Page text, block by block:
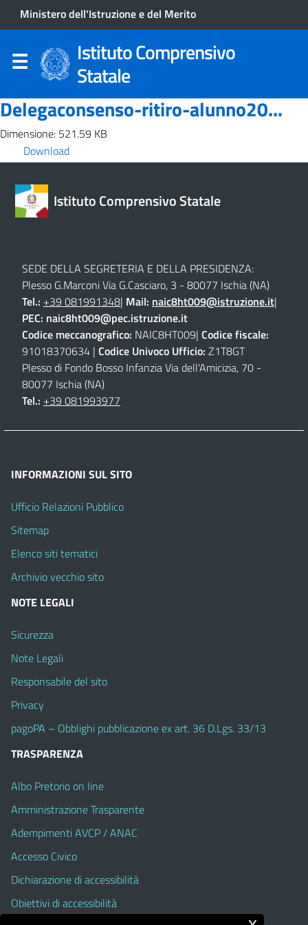
Ministero dell'Istruzione e del Merito
Istituto Comprensivo
Statale
Delegaconsenso-ritiro-alunno20...
Dimensione: 521.59 KB
Download
Istituto Comprensivo Statale
SEDE DELLA SEGRETERIA E DELLA PRESIDENZA:
Plesso G.Marconi Via G.Casciaro, 3 - 80077 Ischia (NA)
Tel.: +39 081991348| Mail: naic8ht009@istruzione.it|
PEC: naic8ht009@pec.istruzione.it
Codice meccanografico: NAIC8HT009| Codice fiscale:
91018370634 | Codice Univoco Ufficio: Z1T8GT
Plesso di Fondo Bosso Infanzia Via dell'Amicizia, 70 -
80077 Ischia (NA)
Tel.: +39 081993977
INFORMAZIONI SUL SITO
Ufficio Relazioni Pubblico
Sitemap
Elenco siti tematici
Archivio vecchio sito
NOTE LEGALI
Sicurezza
Note Legali
Responsabile del sito
Privacy
pagoPA – Obblighi pubblicazione ex art. 36 D.Lgs. 33/13
TRASPARENZA
Albo Pretorio on line
Amministrazione Trasparente
Adempimenti AVCP / ANAC
Accesso Civico
Dichiarazione di accessibilità
Obiettivi di accessibilità